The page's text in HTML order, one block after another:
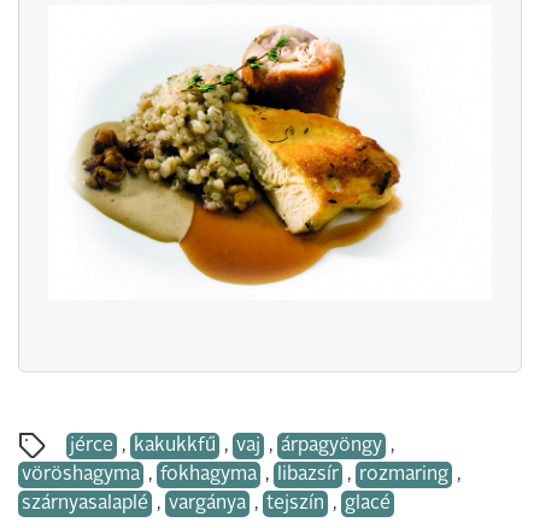
jérce , kakukkfű , vaj , árpagyöngy ,
vöröshagyma , fokhagyma , libazsír , rozmaring ,
szárnyasalaplé , vargánya , tejszín , glacé